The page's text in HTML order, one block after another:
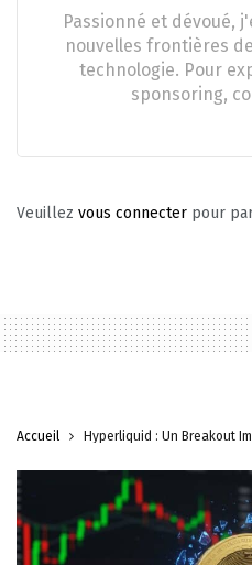
Passionné et dévoué,
nouvelles frontières
technologie. Pour
sponsoring,
Veuillez vous connecter pour
Accueil Hyperliquid : Un Breakout